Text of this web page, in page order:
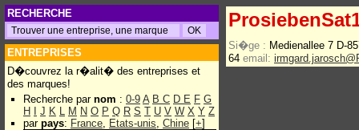
RECHERCHE
ENTREPRISES
D�couvrez la r�alit� des entreprises et
des marques!
Recherche par nom : 0-9 A B C D E F G
H
J K L M N O P Q R S T U V W X Y Z
par pays: France, Etats-unis, Chine [+]
Si�ge : Medienallee 7 D-
64 email: